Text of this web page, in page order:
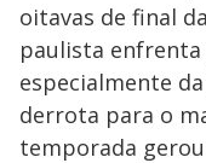
oitavas de final
paulista
especialmente
derrota para o
temporada